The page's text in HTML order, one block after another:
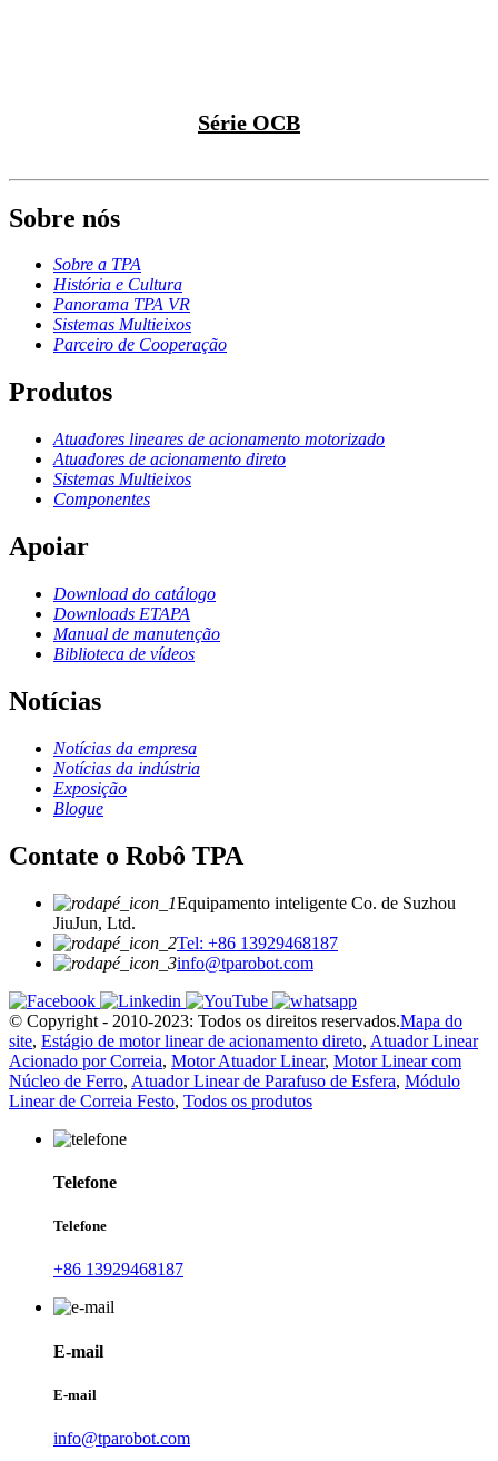
Série OCB
Sobre nós
Sobre a TPA
História e Cultura
Panorama TPA VR
Sistemas Multieixos
Parceiro de Cooperação
Produtos
Atuadores lineares de acionamento motorizado
Atuadores de acionamento direto
Sistemas Multieixos
Componentes
Apoiar
Download do catálogo
Downloads ETAPA
Manual de manutenção
Biblioteca de vídeos
Notícias
Notícias da empresa
Notícias da indústria
Exposição
Blogue
Contate o Robô TPA
Equipamento inteligente Co. de Suzhou
JiuJun, Ltd.
Tel: +86 13929468187
info@tparobot.com
© Copyright - 2010-2023: Todos os direitos reservados.Mapa do
site, Estágio de motor linear de acionamento direto, Atuador Linear
Acionado por Correia, Motor Atuador Linear, Motor Linear com
Núcleo de Ferro, Atuador Linear de Parafuso de Esfera, Módulo
Linear de Correia Festo, Todos os produtos
Telefone
Telefone
+86 13929468187
E-mail
E-mail
info@tparobot.com